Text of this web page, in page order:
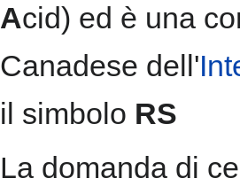
Acid) ed è una
Canadese dell'
il simbolo RS
La domanda di